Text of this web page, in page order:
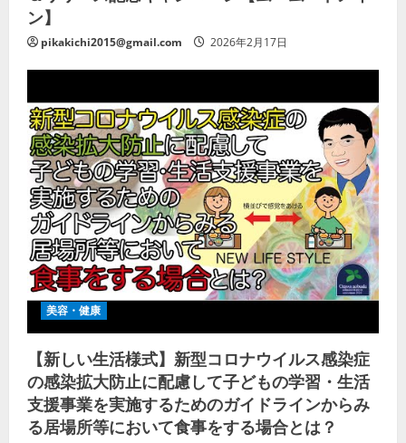
ン】
pikakichi2015@gmail.com 2026年2月17日
美容・健康
【新しい生活様式】新型コロナウイルス感染症
の感染拡大防止に配慮して子どもの学習・生活
支援事業を実施するためのガイドラインからみ
る居場所等において食事をする場合とは？